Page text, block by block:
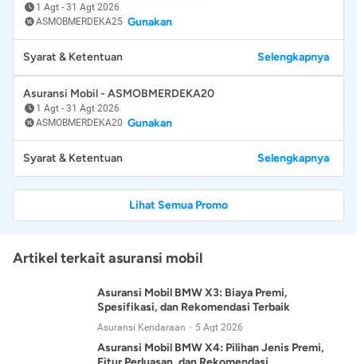
1 Agt - 31 Agt 2026
ASMOBMERDEKA25 Gunakan
Syarat & Ketentuan Selengkapnya
Asuransi Mobil - ASMOBMERDEKA20
1 Agt - 31 Agt 2026
ASMOBMERDEKA20 Gunakan
Syarat & Ketentuan Selengkapnya
Lihat Semua Promo
Artikel terkait asuransi mobil
Asuransi Mobil BMW X3: Biaya Premi,
Spesifikasi, dan Rekomendasi Terbaik
Asuransi Kendaraan 5 Agt 2026
Asuransi Mobil BMW X4: Pilihan Jenis Premi,